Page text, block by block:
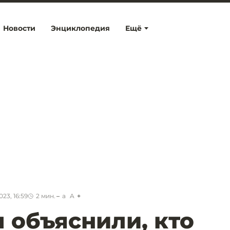
Ещё
Новости Энциклопедия
16:59 2 мин. a A
объяснили, кто